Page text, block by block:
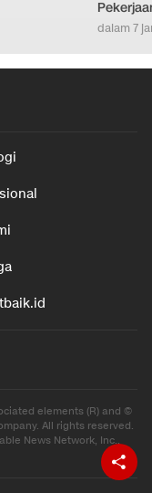
dalam 7
elements (R) and ©
All rights reserved.
News Network, Inc.,